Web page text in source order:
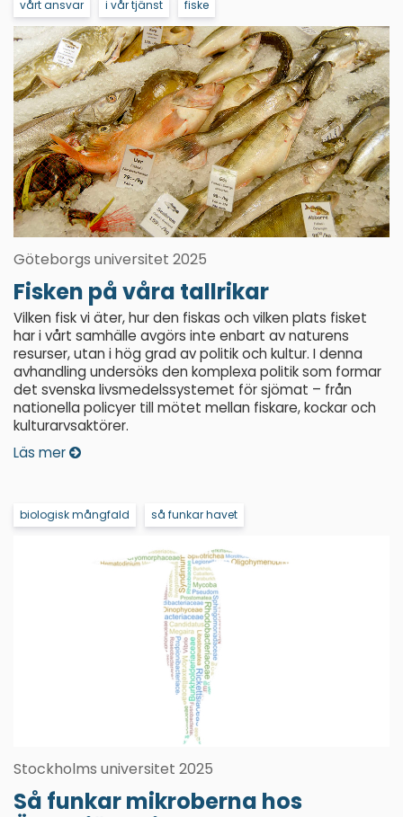
vårt ansvar i vår tjänst fiske
Göteborgs universitet 2025
Fisken på våra tallrikar
Vilken fisk vi äter, hur den fiskas och vilken plats fisket
har i vårt samhälle avgörs inte enbart av naturens
resurser, utan i hög grad av politik och kultur. I denna
avhandling undersöks den komplexa politik som formar
det svenska livsmedelssystemet för sjömat – från
nationella policyer till mötet mellan fiskare, kockar och
kulturarvsaktörer.
Läs mer
biologisk mångfald så funkar havet
Stockholms universitet 2025
Så funkar mikroberna hos